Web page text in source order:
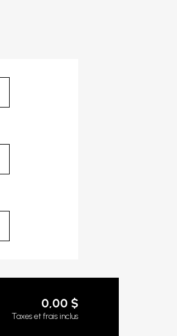
0,00 $
Taxes et frais inclus